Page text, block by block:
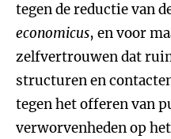
tegen de reductie van
economicus, en voor
zelfvertrouwen dat
structuren en
tegen het offeren van
verworvenheden op